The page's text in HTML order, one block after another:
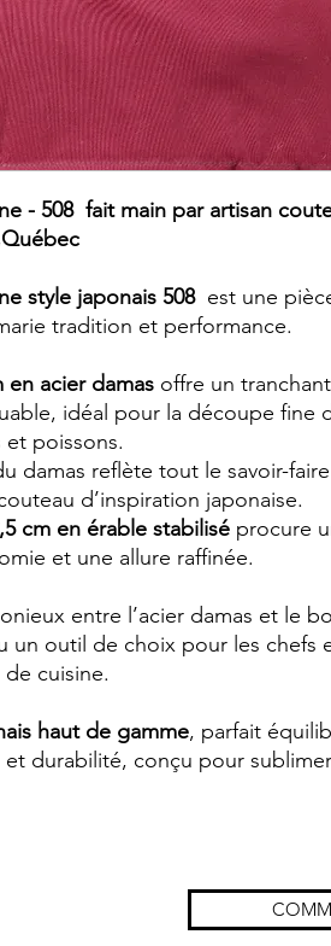
- 508 fait main par artisan
style japonais 508 est une
tradition et performance.
en acier damas offre un
idéal pour la découpe fine
et poissons.
damas reflète tout le savoir-faire
d’inspiration japonaise.
cm en érable stabilisé procure
et une allure raffinée.
entre l’acier damas et le
un outil de choix pour les chefs
cuisine.
haut de gamme, parfait
et durabilité, conçu pour